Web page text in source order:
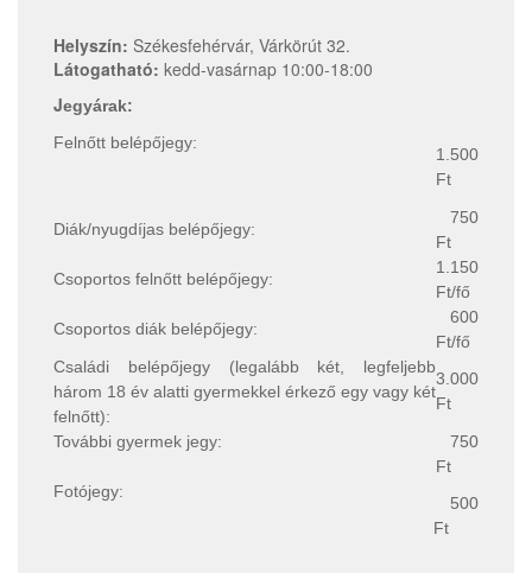
Helyszín: Székesfehérvár, Várkörút 32.
Látogatható: kedd-vasárnap 10:00-18:00
Jegyárak:
Felnőtt belépőjegy:
1.500
Ft
Diák/nyugdíjas belépőjegy:
750
Ft
Csoportos felnőtt belépőjegy:
1.150
Ft/fő
Csoportos diák belépőjegy:
600
Ft/fő
Családi belépőjegy (legalább két, legfeljebb
három 18 év alatti gyermekkel érkező egy vagy két
felnőtt):
3.000
Ft
További gyermek jegy:
750
Ft
Fotójegy:
500
Ft